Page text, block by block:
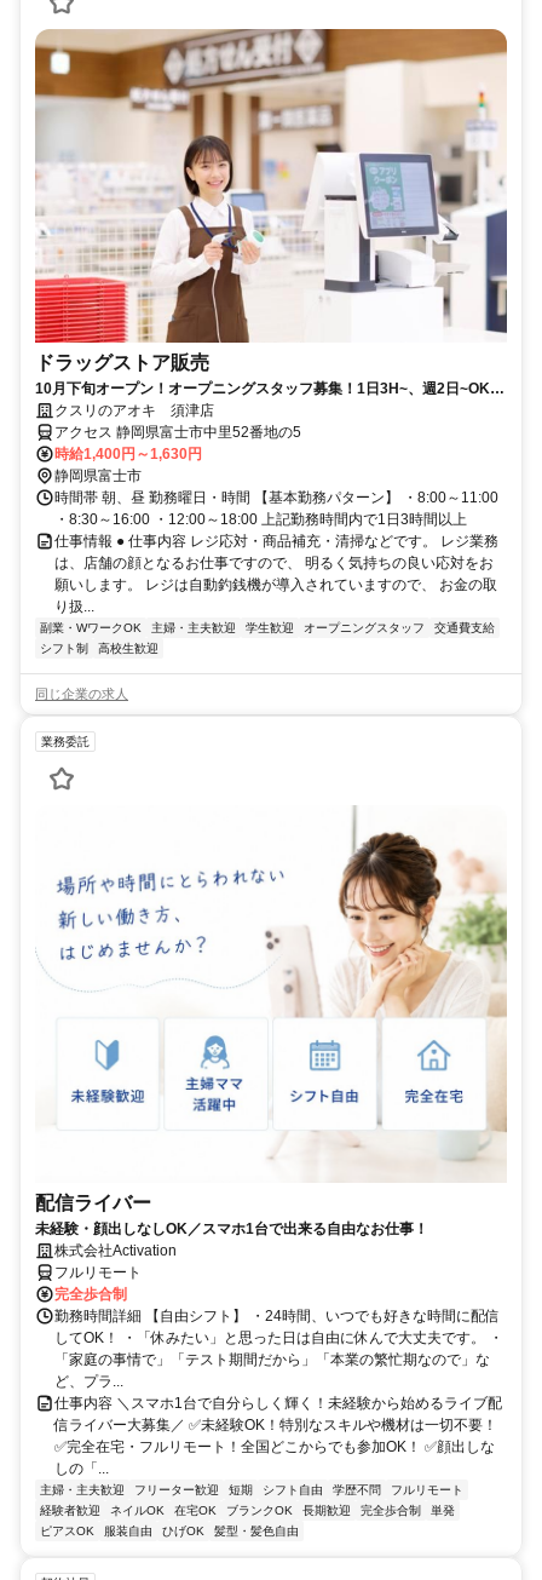
ドラッグストア販売
10月下旬オープン！オープニングスタッフ募集！1日3H~、週2日~OK
入社祝金3万円進呈！
クスリのアオキ 須津店
アクセス 静岡県富士市中里52番地の5
時給1,400円～1,630円
静岡県富士市
時間帯 朝、昼 勤務曜日・時間 【基本勤務パターン】 ・8:00～11:00
・8:30～16:00 ・12:00～18:00 上記勤務時間内で1日3時間以上
仕事情報 ● 仕事内容 レジ応対・商品補充・清掃などです。 レジ業務
は、店舗の顔となるお仕事ですので、 明るく気持ちの良い応対をお
願いします。 レジは自動釣銭機が導入されていますので、 お金の取
り扱...
副業・WワークOK 主婦・主夫歓迎 学生歓迎 オープニングスタッフ
交通費支給
シフト制
高校生歓迎
同じ企業の求人
業務委託
配信ライバー
未経験・顔出しなしOK／スマホ1台で出来る自由なお仕事！
株式会社Activation
フルリモート
完全歩合制
勤務時間詳細 【自由シフト】 ・24時間、いつでも好きな時間に配信
してOK！ ・「休みたい」と思った日は自由に休んで大丈夫です。 ・
「家庭の事情で」「テスト期間だから」「本業の繁忙期なので」な
ど、プラ...
仕事内容 ＼スマホ1台で自分らしく輝く！未経験から始めるライブ配
信ライバー大募集／ ✅未経験OK！特別なスキルや機材は一切不要！
✅完全在宅・フルリモート！全国どこからでも参加OK！ ✅顔出しな
しの「...
主婦・主夫歓迎 フリーター歓迎 短期 シフト自由 学歴不問
フルリモート
経験者歓迎
ネイルOK 在宅OK ブランクOK 長期歓迎 完全歩合制
単発
ピアスOK
服装自由 ひげOK 髪型・髪色自由